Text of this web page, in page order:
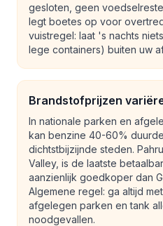
gesloten, geen
legt boetes op voor
vuistregel: laat 's nachts
lege containers) buiten uw
Brandstofprijzen
In nationale parken en
kan benzine 40-60%
dichtstbijzijnde steden.
Valley, is de laatste
aanzienlijk goedkoper dan
Algemene regel: ga altijd
afgelegen parken en tank
noodgevallen.